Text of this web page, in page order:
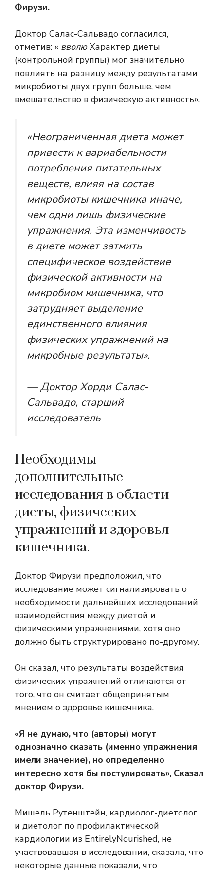
Фирузи.
Доктор Салас-Сальвадо согласился,
отметив: « вволюХарактер диеты
(контрольной группы) мог значительно
повлиять на разницу между результатами
микробиоты двух групп больше, чем
вмешательство в физическую активность».
«Неограниченная диета может
привести к вариабельности
потребления питательных
веществ, влияя на состав
микробиоты кишечника иначе,
чем одни лишь физические
упражнения. Эта изменчивость
в диете может затмить
специфическое воздействие
физической активности на
микробиом кишечника, что
затрудняет выделение
единственного влияния
физических упражнений на
микробные результаты».
— Доктор Хорди Салас-
Сальвадо, старший
исследователь
Необходимы
дополнительные
исследования в области
диеты, физических
упражнений и здоровья
кишечника.
Доктор Фирузи предположил, что
исследование может сигнализировать о
необходимости дальнейших исследований
взаимодействия между диетой и
физическими упражнениями, хотя оно
должно быть структурировано по-другому.
Он сказал, что результаты воздействия
физических упражнений отличаются от
того, что он считает общепринятым
мнением о здоровье кишечника.
«Я не думаю, что (авторы) могут
однозначно сказать (именно упражнения
имели значение), но определенно
интересно хотя бы постулировать», Сказал
доктор Фирузи.
Мишель Рутенштейн, кардиолог-диетолог
и диетолог по профилактической
кардиологии из EntirelyNourished, не
участвовавшая в исследовании, сказала, что
некоторые данные показали, что